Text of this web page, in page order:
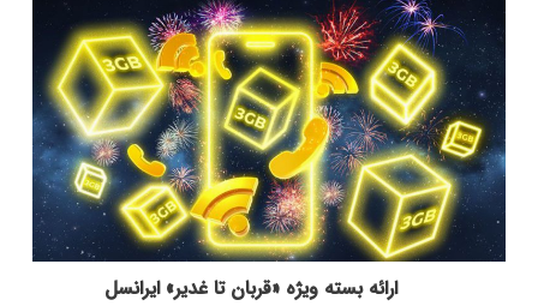
ارائه بسته ویژه «قربان تا غدیر» ایرانسل